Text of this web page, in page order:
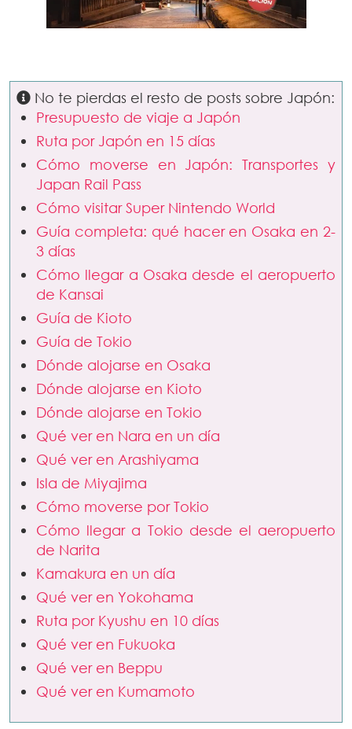
No te pierdas el resto de posts sobre Japón:
Presupuesto de viaje a Japón
Ruta por Japón en 15 días
Cómo moverse en Japón: Transportes y
Japan Rail Pass
Cómo visitar Super Nintendo World
Guía completa: qué hacer en Osaka en 2-
3 días
Cómo llegar a Osaka desde el aeropuerto
de Kansai
Guía de Kioto
Guía de Tokio
Dónde alojarse en Osaka
Dónde alojarse en Kioto
Dónde alojarse en Tokio
Qué ver en Nara en un día
Qué ver en Arashiyama
Isla de Miyajima
Cómo moverse por Tokio
Cómo llegar a Tokio desde el aeropuerto
de Narita
Kamakura en un día
Qué ver en Yokohama
Ruta por Kyushu en 10 días
Qué ver en Fukuoka
Qué ver en Beppu
Qué ver en Kumamoto